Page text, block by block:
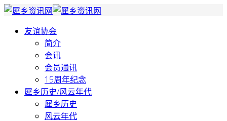
友谊协会
简介
会讯
会员通讯
15周年纪念
犀乡历史/风云年代
犀乡历史
风云年代